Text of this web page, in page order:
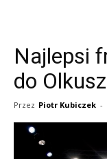
Najlepsi
do
Przez Piotr Kubiczek -